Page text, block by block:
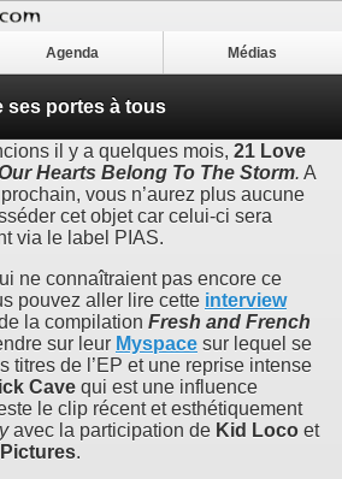
Agenda Médias
ses portes à tous
il y a quelques mois, 21 Love
Hearts Belong To The Storm. A
vous n’aurez plus aucune
cet objet car celui-ci sera
via le label PIAS.
ne connaîtraient pas encore ce
pouvez aller lire cette interview
la compilation Fresh and French
sur leur Myspace sur lequel se
titres de l’EP et une reprise intense
Cave qui est une influence
le clip récent et esthétiquement
avec la participation de Kid Loco et
.